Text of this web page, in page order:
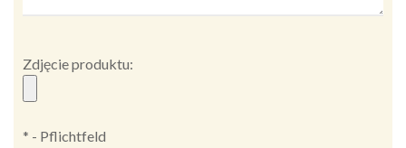
Zdjęcie produktu:
* - Pflichtfeld